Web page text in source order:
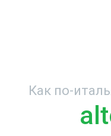
Как по-